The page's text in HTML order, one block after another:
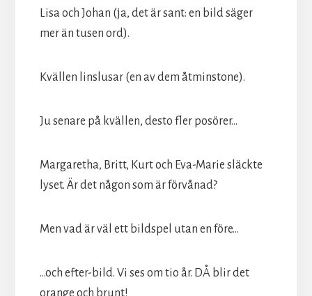
Lisa och Johan (ja, det är sant: en bild säger
mer än tusen ord).
Kvällen linslusar (en av dem åtminstone).
Ju senare på kvällen, desto fler posörer...
Margaretha, Britt, Kurt och Eva-Marie släckte
lyset. Är det någon som är förvånad?
Men vad är väl ett bildspel utan en före...
...och efter-bild. Vi ses om tio år. DÅ blir det
orange och brunt!